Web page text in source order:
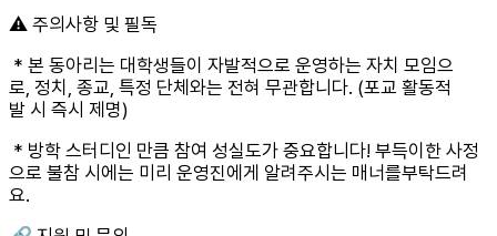
⚠️ 주의사항 및 필독
* 본 동아리는 대학생들이 자발적으로 운영하는 자치 모임으
로, 정치, 종교, 특정 단체와는 전혀 무관합니다. (포교 활동적
발 시 즉시 제명)
* 방학 스터디인 만큼 참여 성실도가 중요합니다! 부득이한 사정
으로 불참 시에는 미리 운영진에게 알려주시는 매너를부탁드려
요.